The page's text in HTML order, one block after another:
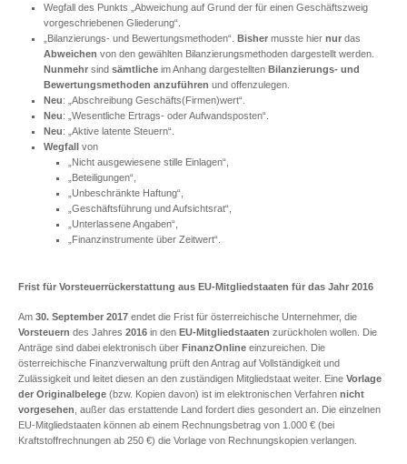
Wegfall des Punkts „Abweichung auf Grund der für einen Geschäftszweig
vorgeschriebenen Gliederung“.
„Bilanzierungs- und Bewertungsmethoden“. Bishermusste hier nurdas
Abweichen von den gewählten Bilanzierungsmethoden dargestellt werden.
Nunmehrsind sämtlicheim Anhang dargestellten Bilanzierungs- und
Bewertungsmethoden anzuführen und offenzulegen.
Neu: „Abschreibung Geschäfts(Firmen)wert“.
Neu: „Wesentliche Ertrags- oder Aufwandsposten“.
Neu: „Aktive latente Steuern“.
Wegfallvon
„Nicht ausgewiesene stille Einlagen“,
„Beteiligungen“,
„Unbeschränkte Haftung“,
„Geschäftsführung und Aufsichtsrat“,
„Unterlassene Angaben“,
„Finanzinstrumente über Zeitwert“.
Frist für Vorsteuerrückerstattung aus EU-Mitgliedstaaten für das Jahr 2016
Am 30. September 2017 endet die Frist für österreichische Unternehmer, die
Vorsteuern des Jahres 2016 in den EU-Mitgliedstaaten zurückholen wollen. Die
Anträge sind dabei elektronisch über FinanzOnline einzureichen. Die
österreichische Finanzverwaltung prüft den Antrag auf Vollständigkeit und
Zulässigkeit und leitet diesen an den zuständigen Mitgliedstaat weiter. Eine Vorlage
der Originalbelege (bzw. Kopien davon) ist im elektronischen Verfahren nicht
vorgesehen , außer das erstattende Land fordert dies gesondert an. Die einzelnen
EU-Mitgliedstaaten können ab einem Rechnungsbetrag von 1.000 € (bei
Kraftstoffrechnungen ab 250 €) die Vorlage von Rechnungskopien verlangen.